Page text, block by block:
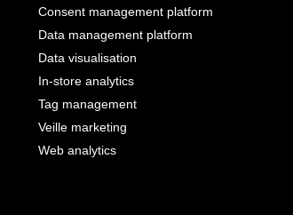
Consent management platform
Data management platform
Data visualisation
In-store analytics
Tag management
Veille marketing
Web analytics